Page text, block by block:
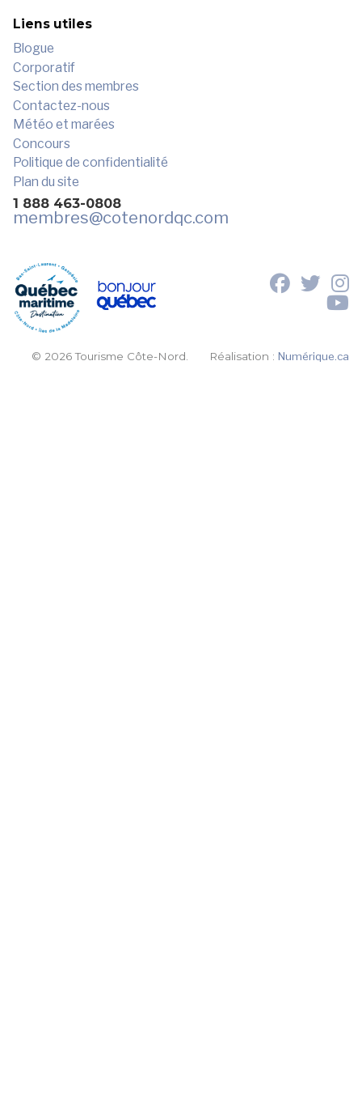
Liens utiles
Blogue
Corporatif
Section des membres
Contactez-nous
Météo et marées
Concours
Politique de confidentialité
Plan du site
1 888 463-0808
membres@cotenordqc.com
© 2026 Tourisme Côte-Nord. Réalisation :Numérique.ca